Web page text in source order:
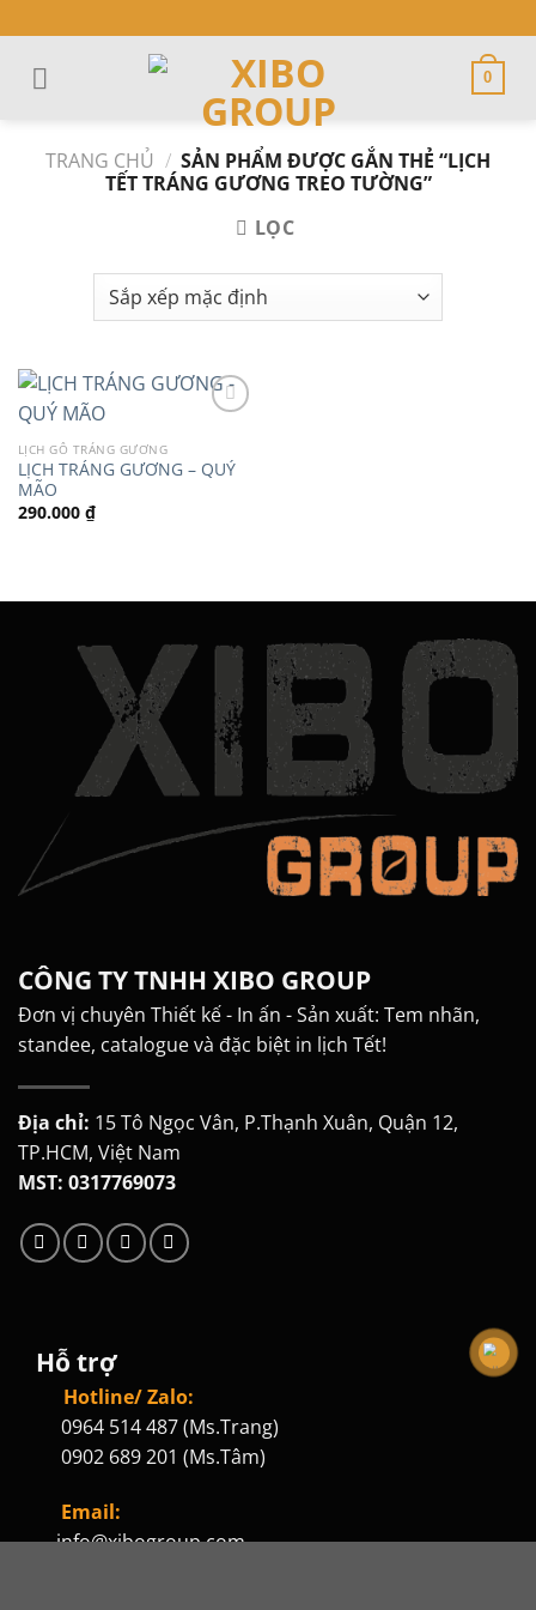
to
content
0
TRANG CHỦ / SẢN PHẨM ĐƯỢC GẮN THẺ “LỊCH
TẾT TRÁNG GƯƠNG TREO TƯỜNG”
LỌC
Add to
LỊCH GỖ TRÁNG GƯƠNG
LỊCH TRÁNG GƯƠNG – QUÝ
MÃO
290.000 ₫
CÔNG TY TNHH XIBO GROUP
Đơn vị chuyên Thiết kế - In ấn - Sản xuất: Tem nhãn,
standee, catalogue và đặc biệt in lịch Tết!
Địa chỉ: 15 Tô Ngọc Vân, P.Thạnh Xuân, Quận 12,
TP.HCM, Việt Nam
MST: 0317769073
Hỗ trợ
Hotline/ Zalo:
0964 514 487 (Ms.Trang)
0902 689 201 (Ms.Tâm)
Email:
info@xibogroup.com